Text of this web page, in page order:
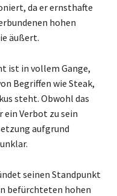
da er ernsthafte
hohen
äußert.
ist in vollem Gange,
Begriffen wie Steak,
steht. Obwohl das
Verbot zu sein
aufgrund
seinen Standpunkt
befürchteten hohen